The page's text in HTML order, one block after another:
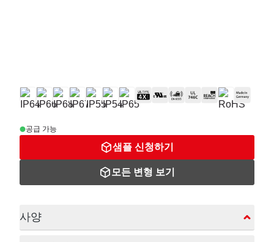
공급 가능
샘플 신청하기
모든 변형 보기
사양